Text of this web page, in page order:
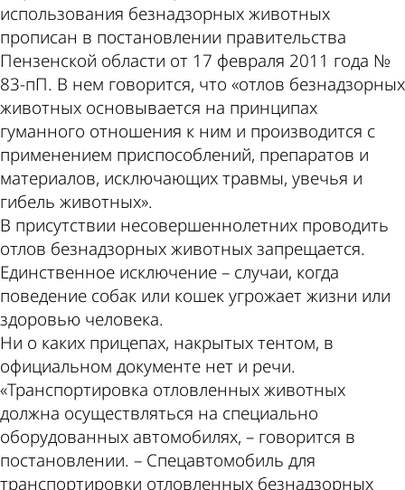
использования безнадзорных животных
прописан в постановлении правительства
Пензенской области от 17 февраля 2011 года №
83-пП. В нем говорится, что «отлов безнадзорных
животных основывается на принципах
гуманного отношения к ним и производится с
применением приспособлений, препаратов и
материалов, исключающих травмы, увечья и
гибель животных».
В присутствии несовершеннолетних проводить
отлов безнадзорных животных запрещается.
Единственное исключение – случаи, когда
поведение собак или кошек угрожает жизни или
здоровью человека.
Ни о каких прицепах, накрытых тентом, в
официальном документе нет и речи.
«Транспортировка отловленных животных
должна осуществляться на специально
оборудованных автомобилях, – говорится в
постановлении. – Спецавтомобиль для
транспортировки отловленных безнадзорных